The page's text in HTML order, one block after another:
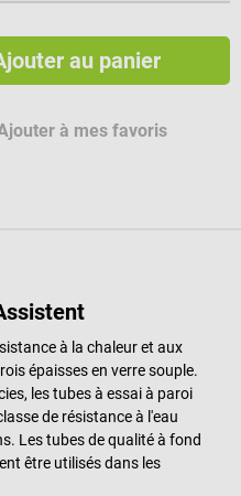
au panier
à mes favoris
à la chaleur et aux
épaisses en verre souple.
les tubes à essai à paroi
de résistance à l'eau
Les tubes de qualité à fond
être utilisés dans les